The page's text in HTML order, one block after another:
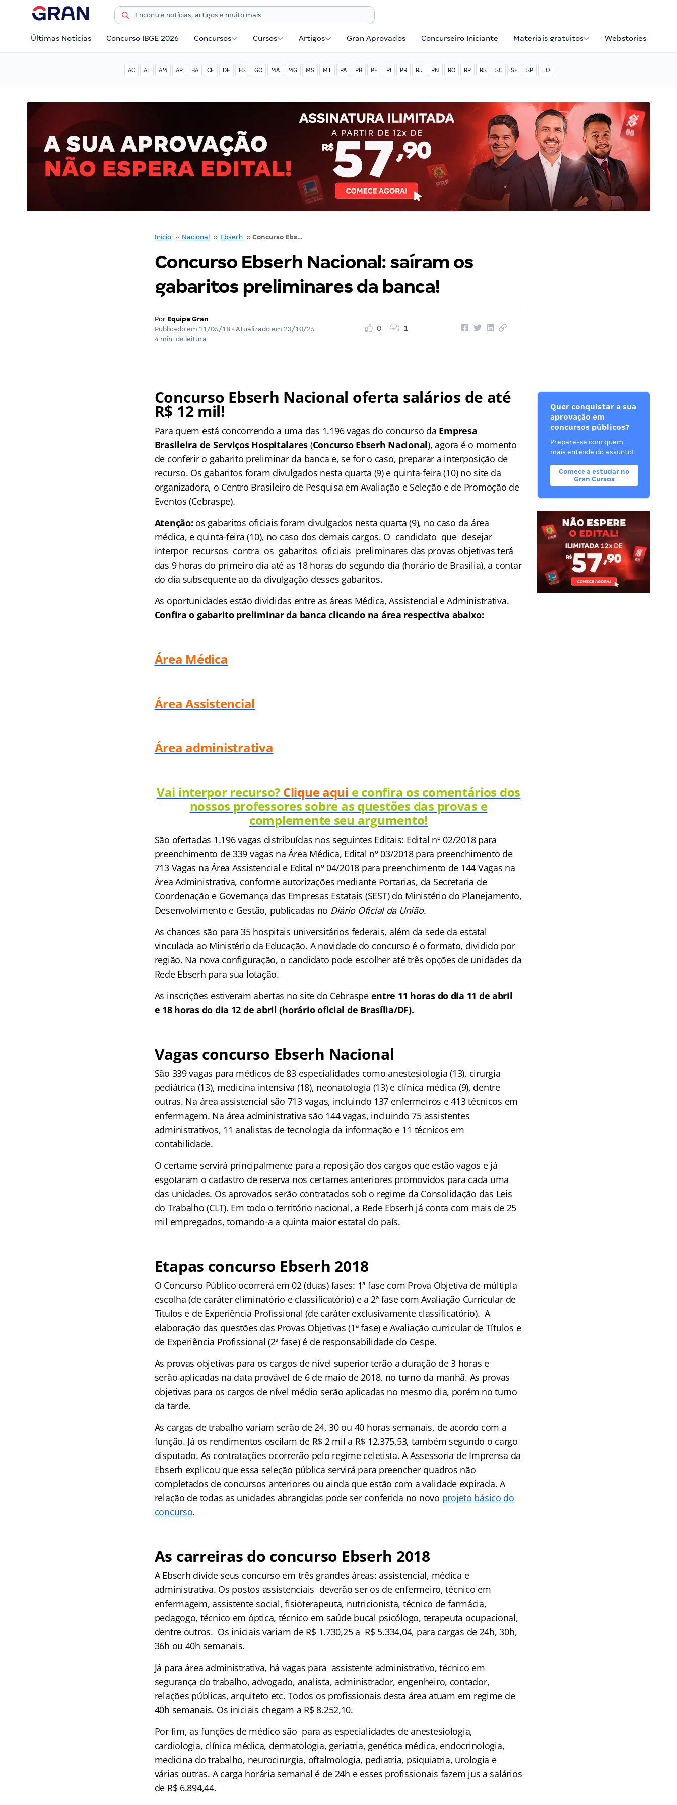
Últimas Notícias Concurso IBGE 2026 Concursos Cursos Artigos Gran Aprovados Concurseiro Iniciante Materiais gratuitos Webstories
AC AL AM AP BA CE DF ES GO MA MG MS MT PA PB PE PI PR RJ RN RO RR RS SC SE SP TO
Início ›› Nacional ›› Ebserh ›› Concurso Ebserh Nacional: saíram os gabaritos preliminares da banca!
Concurso Ebserh Nacional: saíram os
gabaritos preliminares da banca!
Por Equipe Gran
Publicado em 11/05/18• Atualizado em 23/10/25
4 min. de leitura
0 1
Concurso Ebserh Nacional oferta salários de até
R$ 12 mil!
Para quem está concorrendo a uma das 1.196 vagas do concurso da Empresa
Brasileira de Serviços Hospitalares (Concurso Ebserh Nacional), agora é o momento
de conferir o gabarito preliminar da banca e, se for o caso, preparar a interposição de
recurso. Os gabaritos foram divulgados nesta quarta (9) e quinta-feira (10) no site da
organizadora, o Centro Brasileiro de Pesquisa em Avaliação e Seleção e de Promoção de
Eventos (Cebraspe).
Atenção: os gabaritos oficiais foram divulgados nesta quarta (9), no caso da área
médica, e quinta-feira (10), no caso dos demais cargos. O candidato que desejar
interpor recursos contra os gabaritos oficiais preliminares das provas objetivas terá
das 9 horas do primeiro dia até as 18 horas do segundo dia (horário de Brasília), a contar
do dia subsequente ao da divulgação desses gabaritos.
As oportunidades estão divididas entre as áreas Médica, Assistencial e Administrativa.
Confira o gabarito preliminar da banca clicando na área respectiva abaixo:
Área Médica
Área Assistencial
Área administrativa
Vai interpor recurso? Clique aqui e confira os comentários dos
nossos professores sobre as questões das provas e
complemente seu argumento!
São ofertadas 1.196 vagas distribuídas nos seguintes Editais: Edital nº 02/2018 para
preenchimento de 339 vagas na Área Médica, Edital nº 03/2018 para preenchimento de
713 Vagas na Área Assistencial e Edital nº 04/2018 para preenchimento de 144 Vagas na
Área Administrativa, conforme autorizações mediante Portarias, da Secretaria de
Coordenação e Governança das Empresas Estatais (SEST) do Ministério do Planejamento,
Desenvolvimento e Gestão, publicadas no Diário Oficial da União.
As chances são para 35 hospitais universitários federais, além da sede da estatal
vinculada ao Ministério da Educação. A novidade do concurso é o formato, dividido por
região. Na nova configuração, o candidato pode escolher até três opções de unidades da
Rede Ebserh para sua lotação.
As inscrições estiveram abertas no site do Cebraspe entre 11 horas do dia 11 de abril
e 18 horas do dia 12 de abril (horário oficial de Brasília/DF).
Vagas concurso Ebserh Nacional
São 339 vagas para médicos de 83 especialidades como anestesiologia (13), cirurgia
pediátrica (13), medicina intensiva (18), neonatologia (13) e clínica médica (9), dentre
outras. Na área assistencial são 713 vagas, incluindo 137 enfermeiros e 413 técnicos em
enfermagem. Na área administrativa são 144 vagas, incluindo 75 assistentes
administrativos, 11 analistas de tecnologia da informação e 11 técnicos em
contabilidade.
O certame servirá principalmente para a reposição dos cargos que estão vagos e já
esgotaram o cadastro de reserva nos certames anteriores promovidos para cada uma
das unidades. Os aprovados serão contratados sob o regime da Consolidação das Leis
do Trabalho (CLT). Em todo o território nacional, a Rede Ebserh já conta com mais de 25
mil empregados, tornando-a a quinta maior estatal do país.
Etapas concurso Ebserh 2018
O Concurso Público ocorrerá em 02 (duas) fases: 1ª fase com Prova Objetiva de múltipla
escolha (de caráter eliminatório e classificatório) e a 2ª fase com Avaliação Curricular de
Títulos e de Experiência Profissional (de caráter exclusivamente classificatório). A
elaboração das questões das Provas Objetivas (1ª fase) e Avaliação curricular de Títulos e
de Experiência Profissional (2ª fase) é de responsabilidade do Cespe.
As provas objetivas para os cargos de nível superior terão a duração de 3 horas e
serão aplicadas na data provável de 6 de maio de 2018, no turno da manhã. As provas
objetivas para os cargos de nível médio serão aplicadas no mesmo dia, porém no turno
da tarde.
As cargas de trabalho variam serão de 24, 30 ou 40 horas semanais, de acordo com a
função. Já os rendimentos oscilam de R$ 2 mil a R$ 12.375,53, também segundo o cargo
disputado. As contratações ocorrerão pelo regime celetista. A Assessoria de Imprensa da
Ebserh explicou que essa seleção pública servirá para preencher quadros não
completados de concursos anteriores ou ainda que estão com a validade expirada. A
relação de todas as unidades abrangidas pode ser conferida no novo projeto básico do
concurso.
As carreiras do concurso Ebserh 2018
A Ebserh divide seus concurso em três grandes áreas: assistencial, médica e
administrativa. Os postos assistenciais deverão ser os de enfermeiro, técnico em
enfermagem, assistente social, fisioterapeuta, nutricionista, técnico de farmácia,
pedagogo, técnico em óptica, técnico em saúde bucal psicólogo, terapeuta ocupacional,
dentre outros. Os iniciais variam de R$ 1.730,25 a R$ 5.334,04, para cargas de 24h, 30h,
36h ou 40h semanais.
Já para área administrativa, há vagas para assistente administrativo, técnico em
segurança do trabalho, advogado, analista, administrador, engenheiro, contador,
relações públicas, arquiteto etc. Todos os profissionais desta área atuam em regime de
40h semanais. Os iniciais chegam a R$ 8.252,10.
Por fim, as funções de médico são para as especialidades de anestesiologia,
cardiologia, clínica médica, dermatologia, geriatria, genética médica, endocrinologia,
medicina do trabalho, neurocirurgia, oftalmologia, pediatria, psiquiatria, urologia e
várias outras. A carga horária semanal é de 24h e esses profissionais fazem jus a salários
de R$ 6.894,44.
Quer conquistar a sua
aprovação em
concursos públicos?
Prepare-se com quem
mais entende do assunto!
Comece a estudar no
Gran Cursos